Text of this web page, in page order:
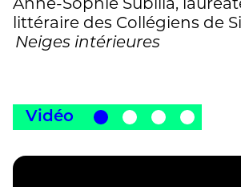
littéraire des Collégiens de
Neiges intérieures
Vidéo